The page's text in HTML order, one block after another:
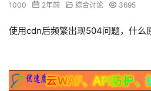
1000 2年前 综合讨论 3695
使用cdn后频繁出现504问题，什么